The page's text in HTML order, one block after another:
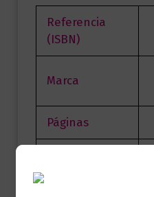
Referencia
(ISBN)
Marca
Páginas